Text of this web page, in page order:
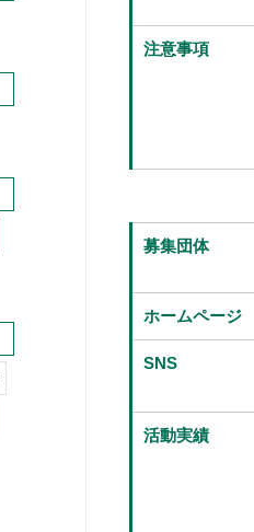
注意事項
募集団体
ホームページ
SNS
活動実績